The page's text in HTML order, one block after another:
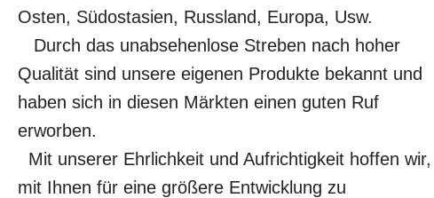
Osten, Südostasien, Russland, Europa, Usw.
Durch das unabsehenlose Streben nach hoher
Qualität sind unsere eigenen Produkte bekannt und
haben sich in diesen Märkten einen guten Ruf
erworben.
Mit unserer Ehrlichkeit und Aufrichtigkeit hoffen wir,
mit Ihnen für eine größere Entwicklung zu